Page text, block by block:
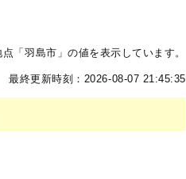
「羽島市」の値を表示しています。
最終更新時刻：2026-08-07 21:45:35